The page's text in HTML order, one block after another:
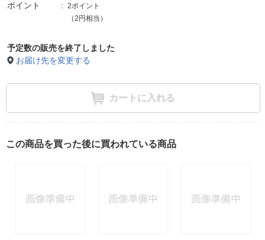
ポイント
2ポイント
（2円相当）
予定数の販売を終了しました
お届け先を変更する
カートに入れる
この商品を買った後に買われている商品